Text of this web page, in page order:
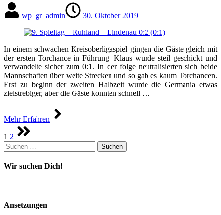
wp_gr_admin 30. Oktober 2019
In einem schwachen Kreisoberligaspiel gingen die Gäste gleich mit
der ersten Torchance in Führung. Klaus wurde steil geschickt und
verwandelte sicher zum 0:1. In der folge neutralisierten sich beide
Mannschaften über weite Strecken und so gab es kaum Torchancen.
Erst zu beginn der zweiten Halbzeit wurde die Germania etwas
zielstrebiger, aber die Gäste konnten schnell …
Mehr Erfahren
Seitennummerierung
der
Beiträge
1 2
Suchen
nach:
Wir suchen Dich!
Ansetzungen